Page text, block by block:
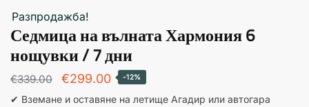
Разпродажба!
Седмица на вълната Хармония 6
нощувки / 7 дни
€339.00
Първоначалната
цена
€299.00Текущата
цена
-12%
✔ Вземане и оставяне на летище Агадир или автогара